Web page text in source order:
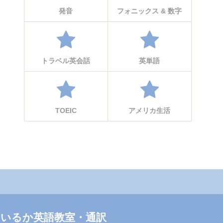
発音 フォニックス & 数字
トラベル英会話 英単語
TOEIC アメリカ生活
いるか英語教室・通訳